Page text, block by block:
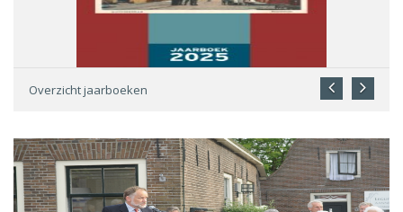
Overzicht jaarboeken